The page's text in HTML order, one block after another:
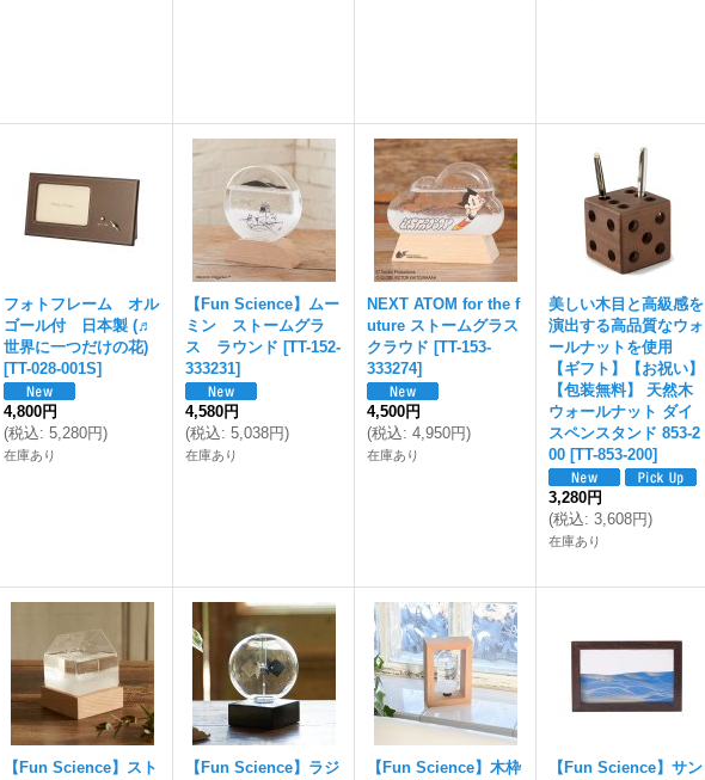
フォトフレーム オル
ゴール付 日本製 (♬
世界に一つだけの花)
[TT-028-001S]
4,800円
(税込: 5,280円)
在庫あり
【Fun Science】ムー
ミン ストームグラ
ス ラウンド [TT-152-
333231]
4,580円
(税込: 5,038円)
在庫あり
NEXT ATOM for the f
uture ストームグラス
クラウド [TT-153-
333274]
4,500円
(税込: 4,950円)
在庫あり
美しい木目と高級感を
演出する高品質なウォ
ールナットを使用
【ギフト】【お祝い】
【包装無料】 天然木
ウォールナット ダイ
スペンスタンド 853-2
00 [TT-853-200]
3,280円
(税込: 3,608円)
在庫あり
【Fun Science】スト
【Fun Science】ラジ
【Fun Science】木枠
【Fun Science】サン